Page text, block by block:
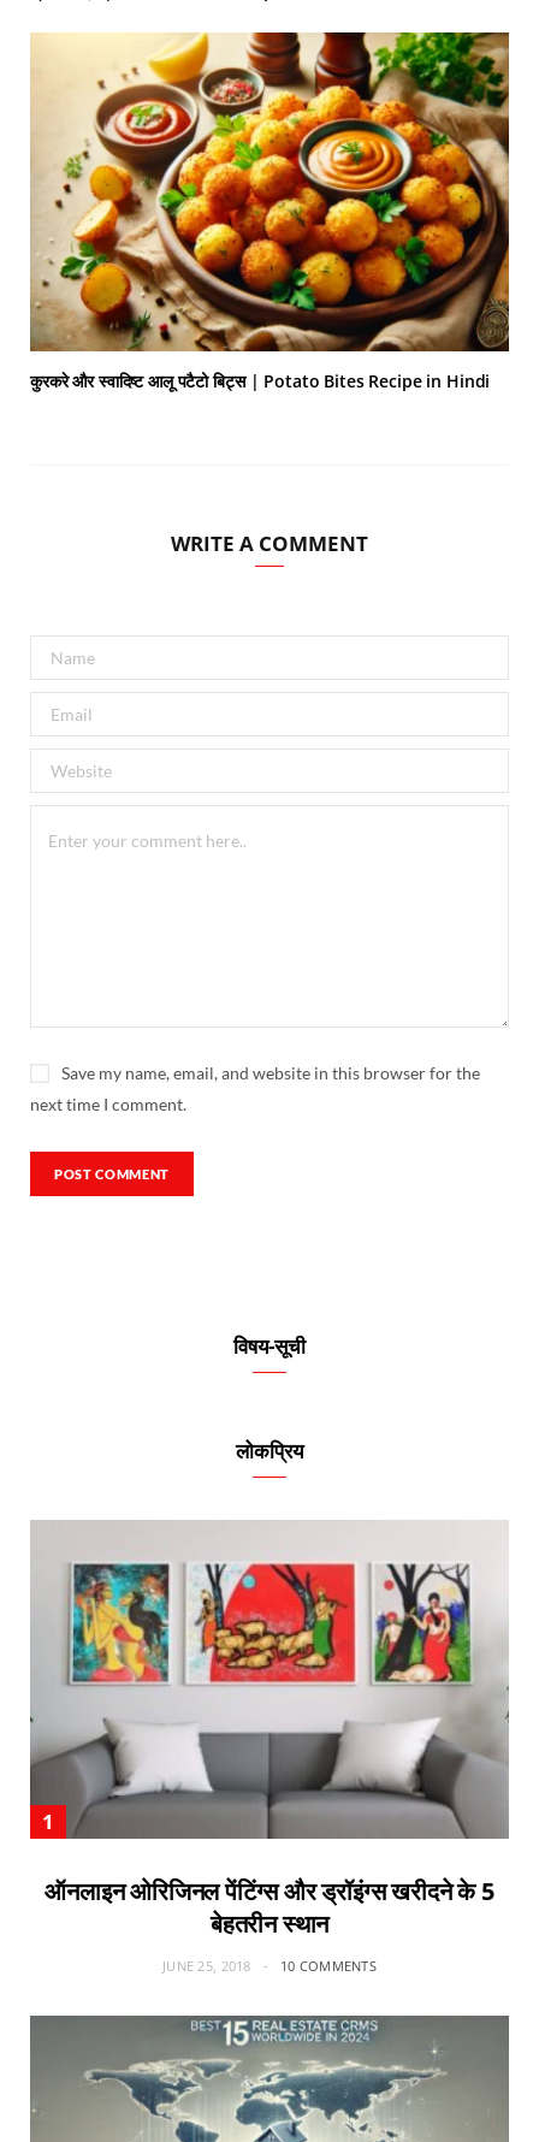
कुरकरे और स्वादिष्ट आलू पटैटो बिट्स | Potato Bites Recipe in Hindi
WRITE A COMMENT
Save my name, email, and website in this browser for the
next time I comment.
विषय-सूची
लोकप्रिय
ऑनलाइन ओरिजिनल पेंटिंग्स और ड्रॉइंग्स खरीदने के 5
बेहतरीन स्थान
JUNE 25, 2018 10 COMMENTS